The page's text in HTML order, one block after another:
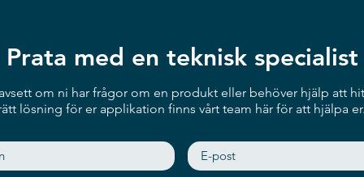
Prata med en teknisk specialist
om ni har frågor om en produkt eller behöver hjälp att
lösning för er applikation finns vårt team här för att hjälpa